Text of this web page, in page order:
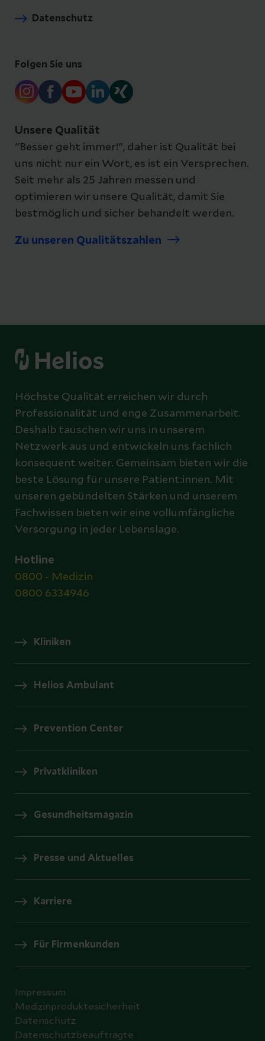
Datenschutz
Folgen Sie uns
Unsere Qualität
"Besser geht immer!", daher ist Qualität bei
uns nicht nur ein Wort, es ist ein Versprechen.
Seit mehr als 25 Jahren messen und
optimieren wir unsere Qualität, damit Sie
bestmöglich und sicher behandelt werden.
Zu unseren Qualitätszahlen
Höchste Qualität erreichen wir durch
Professionalität und enge Zusammenarbeit.
Deshalb tauschen wir uns in unserem
Netzwerk aus und entwickeln uns fachlich
konsequent weiter. Gemeinsam bieten wir die
beste Lösung für unsere Patient:innen. Mit
unseren gebündelten Stärken und unserem
Fachwissen bieten wir eine vollumfängliche
Versorgung in jeder Lebenslage.
Hotline
0800 - Medizin
0800 6334946
Kliniken
Helios Ambulant
Prevention Center
Privatkliniken
Gesundheitsmagazin
Presse und Aktuelles
Karriere
Für Firmenkunden
Impressum
Medizinproduktesicherheit
Datenschutz
Datenschutzbeauftragte